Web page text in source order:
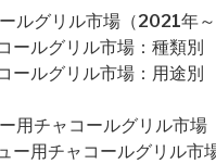
ルグリル市場（2021年
ールグリル市場：種類別
ールグリル市場：用途別
用チャコールグリル市場
ー用チャコールグリル市